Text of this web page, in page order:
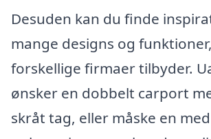
Desuden kan du finde
mange designs og
forskellige firmaer tilbyder.
ønsker en dobbelt carport
skråt tag, eller måske en